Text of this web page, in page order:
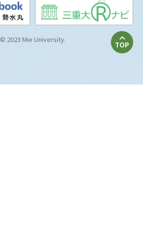
© 2023 Mie University.
TOP